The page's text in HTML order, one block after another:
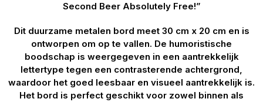
Second Beer Absolutely Free!”
Dit duurzame metalen bord meet 30 cm x 20 cm en is
ontworpen om op te vallen. De humoristische
boodschap is weergegeven in een aantrekkelijk
lettertype tegen een contrasterende achtergrond,
waardoor het goed leesbaar en visueel aantrekkelijk is.
Het bord is perfect geschikt voor zowel binnen als